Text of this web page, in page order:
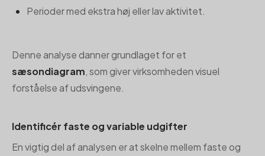
Perioder med ekstra høj eller lav aktivitet.
Denne analyse danner grundlaget for et
sæsondiagram, som giver virksomheden visuel
forståelse af udsvingene.
Identificér faste og variable udgifter
En vigtig del af analysen er at skelne mellem faste og